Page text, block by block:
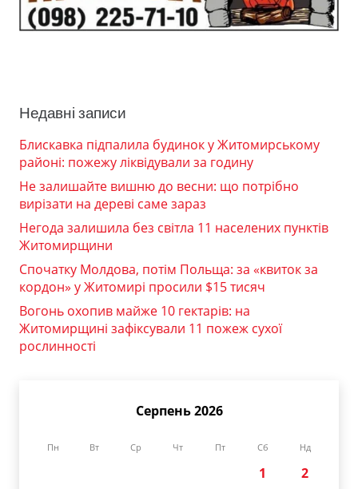
Недавні записи
Блискавка підпалила будинок у Житомирському
районі: пожежу ліквідували за годину
Не залишайте вишню до весни: що потрібно
вирізати на дереві саме зараз
Негода залишила без світла 11 населених пунктів
Житомирщини
Спочатку Молдова, потім Польща: за «квиток за
кордон» у Житомирі просили $15 тисяч
Вогонь охопив майже 10 гектарів: на
Житомирщині зафіксували 11 пожеж сухої
рослинності
Серпень 2026
Пн Вт Ср Чт Пт Сб Нд
1
2